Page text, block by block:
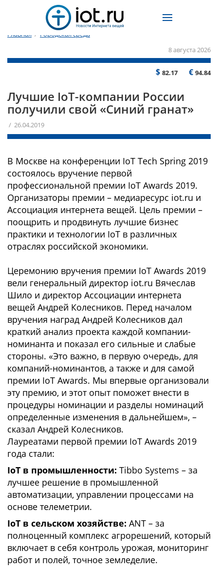
Главная / Городская среда
8 августа 2026
$ 82.17 € 94.84
Лучшие IoT-компании России
получили свой «Синий гранат»
/ 26.04.2019
В Москве на конференции IoT Tech Spring 2019
состоялось вручение первой
профессиональной премии IoT Awards 2019.
Организаторы премии – медиаресурс iot.ru и
Ассоциация интернета вещей. Цель премии –
поощрить и продвинуть лучшие бизнес
практики и технологии IoT в различных
отраслях российской экономики.
Церемонию вручения премии IoT Awards 2019
вели генеральный директор iot.ru Вячеслав
Шило и директор Ассоциации интернета
вещей Андрей Колесников. Перед началом
вручения наград Андрей Колесников дал
краткий анализ проекта каждой компании-
номинанта и показал его сильные и слабые
стороны. «Это важно, в первую очередь, для
компаний-номинантов, а также и для самой
премии IoT Awards. Мы впервые организовали
эту премию, и этот опыт поможет внести в
процедуры номинации и разделы номинаций
определенные изменения в дальнейшем», –
сказал Андрей Колесников.
Лауреатами первой премии IoT Awards 2019
года стали:
IoT в промышленности: Tibbo Systems – за
лучшее решение в промышленной
автоматизации, управлении процессами на
основе телеметрии.
IoT в сельском хозяйстве: ANT – за
полноценный комплекс агрорешений, который
включает в себя контроль урожая, мониторинг
работ и полей, точное земледелие.